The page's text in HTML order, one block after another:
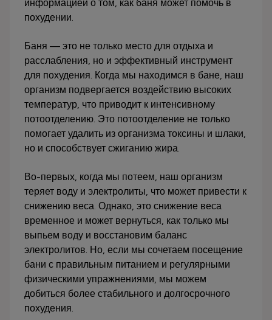
информацией о том, как баня может помочь в
похудении.
Баня — это не только место для отдыха и
расслабления, но и эффективный инструмент
для похудения. Когда мы находимся в бане, наш
организм подвергается воздействию высоких
температур, что приводит к интенсивному
потоотделению. Это потоотделение не только
помогает удалить из организма токсины и шлаки,
но и способствует сжиганию жира.
Во-первых, когда мы потеем, наш организм
теряет воду и электролиты, что может привести к
снижению веса. Однако, это снижение веса
временное и может вернуться, как только мы
выпьем воду и восстановим баланс
электролитов. Но, если мы сочетаем посещение
бани с правильным питанием и регулярными
физическими упражнениями, мы можем
добиться более стабильного и долгосрочного
похудения.